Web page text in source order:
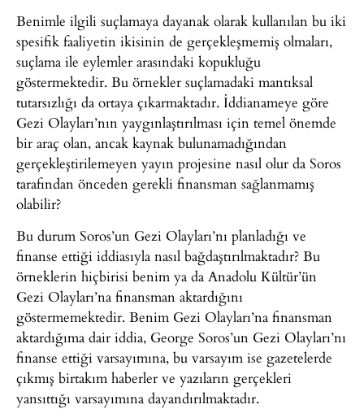
Benimle ilgili suçlamaya dayanak olarak kullanılan bu iki
spesifik faaliyetin ikisinin de gerçekleşmemiş olmaları,
suçlama ile eylemler arasındaki kopukluğu
göstermektedir. Bu örnekler suçlamadaki mantıksal
tutarsızlığı da ortaya çıkarmaktadır. İddianameye göre
Gezi Olayları’nın yaygınlaştırılması için temel önemde
bir araç olan, ancak kaynak bulunamadığından
gerçekleştirilemeyen yayın projesine nasıl olur da Soros
tarafından önceden gerekli finansman sağlanmamış
olabilir?
Bu durum Soros’un Gezi Olayları’nı planladığı ve
finanse ettiği iddiasıyla nasıl bağdaştırılmaktadır? Bu
örneklerin hiçbirisi benim ya da Anadolu Kültür’ün
Gezi Olayları’na finansman aktardığını
göstermemektedir. Benim Gezi Olayları’na finansman
aktardığıma dair iddia, George Soros’un Gezi Olayları’nı
finanse ettiği varsayımına, bu varsayım ise gazetelerde
çıkmış birtakım haberler ve yazıların gerçekleri
yansıttığı varsayımına dayandırılmaktadır.